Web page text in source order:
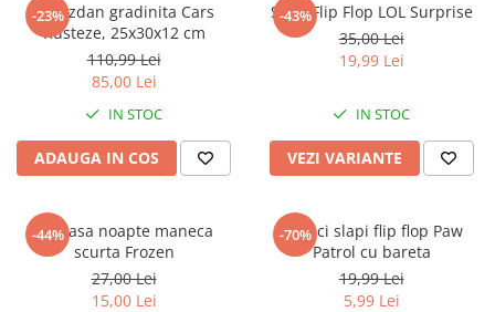
-23%
Ghiozdan gradinita Cars
Rusteze, 25x30x12 cm
110,99 Lei
85,00 Lei
IN STOC
ADAUGA IN COS
-43%
Slapi Flip Flop LOL Surprise
35,00 Lei
19,99 Lei
IN STOC
VEZI VARIANTE
-44%
Camasa noapte maneca
scurta Frozen
27,00 Lei
15,00 Lei
-70%
Papuci slapi flip flop Paw
Patrol cu bareta
19,99 Lei
5,99 Lei